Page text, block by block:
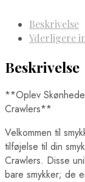
Beskrivelse
Yderligere
Beskrivelse
**Oplev
Crawlers**
Velkommen til
tilføjelse til din
Crawlers. Disse
bare smykker; de